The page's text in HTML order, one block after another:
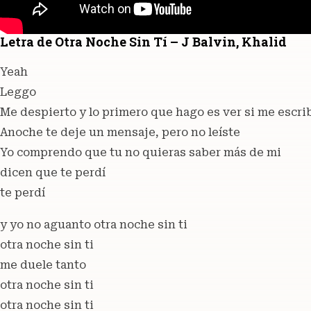
Letra de Otra Noche Sin Tí – J Balvin, Khalid
Yeah
Leggo
Me despierto y lo primero que hago es ver si me
Anoche te deje un mensaje, pero no leíste
Yo comprendo que tu no quieras saber más de mi
dicen que te perdí
te perdí
y yo no aguanto otra noche sin ti
otra noche sin ti
me duele tanto
otra noche sin ti
otra noche sin ti